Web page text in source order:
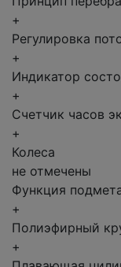
+
Регулировка
+
Индикатор
+
Счетчик часов
+
Колеса
не отмечены
Функция
+
Полиэфирный
+